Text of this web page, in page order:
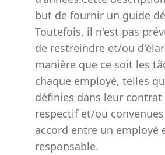
but de fournir un guide
Toutefois, il n'est pas
de restreindre et/ou
manière que ce soit les
chaque employé, telles
définies dans leur contrat
respectif et/ou
accord entre un employé
responsable.